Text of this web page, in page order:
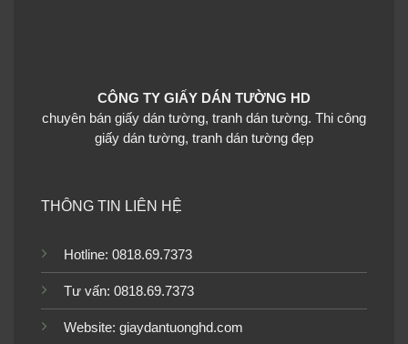
CÔNG TY GIẤY DÁN TƯỜNG HD
chuyên bán giấy dán tường, tranh dán tường. Thi công
giấy dán tường, tranh dán tường đẹp
THÔNG TIN LIÊN HỆ
Hotline: 0818.69.7373
Tư vấn: 0818.69.7373
Website: giaydantuonghd.com